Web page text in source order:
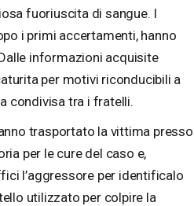
fuoriuscita di sangue. I
i primi accertamenti, hanno
informazioni acquisite
per motivi riconducibili a
condivisa tra i fratelli.
trasportato la vittima presso
per le cure del caso e,
l’aggressore per identificalo
utilizzato per colpire la